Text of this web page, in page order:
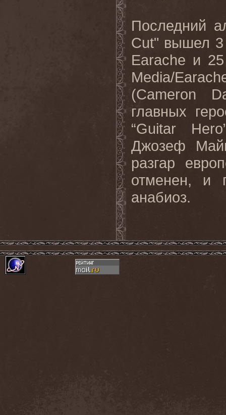
Последний
Cut" вышел 3
Earache и
Media/
(Cameron
главных
“Guitar
Джозеф
разгар
отменен, и
анабиоз.